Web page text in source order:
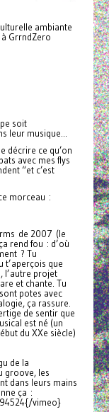
ambiante
GrrndZero
soit
leur musique...
décrire ce qu’on
avec mes flys
“et c’est
morceau :
de 2007 (le
rend fou : d’où
? Tu
t’aperçois que
, l’autre projet
et chante. Tu
potes avec
ça rassure.
de sentir que
est né (un
du XXe siècle)
de la
groove, les
dans leurs mains
ça :
vimeo}